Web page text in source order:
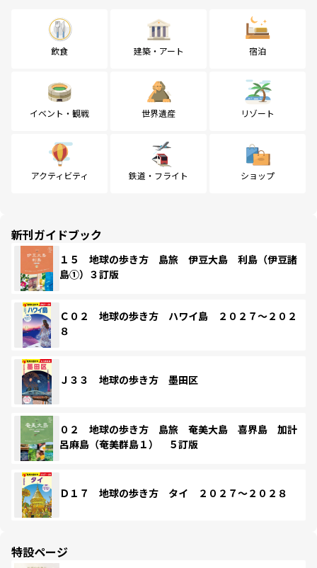
飲食 建築・アート 宿泊
イベント・観戦 世界遺産 リゾート
アクティビティ 鉄道・フライト ショップ
新刊ガイドブック
１５ 地球の歩き方 島旅 伊豆大島 利島（伊豆諸
島①）３訂版
Ｃ０２ 地球の歩き方 ハワイ島 ２０２７～２０２
８
Ｊ３３ 地球の歩き方 墨田区
０２ 地球の歩き方 島旅 奄美大島 喜界島 加計
呂麻島（奄美群島１） ５訂版
Ｄ１７ 地球の歩き方 タイ ２０２７～２０２８
特設ページ